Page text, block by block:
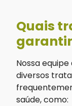
Quais
Nossa
diversos
saúde, como: